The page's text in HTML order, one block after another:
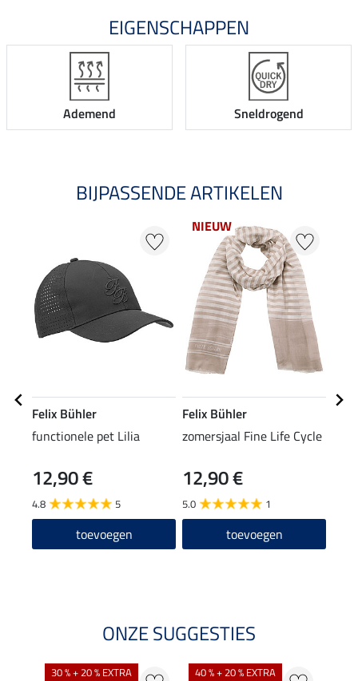
EIGENSCHAPPEN
Ademend Sneldrogend
BIJPASSENDE ARTIKELEN
Felix Bühler
functionele pet Lilia
12,90 €
4.8 5
toevoegen
NIEUW
Felix Bühler
zomersjaal Fine Life Cycle
12,90 €
5.0 1
toevoegen
ONZE SUGGESTIES
30 % + 20 % EXTRA 40 % + 20 % EXTRA